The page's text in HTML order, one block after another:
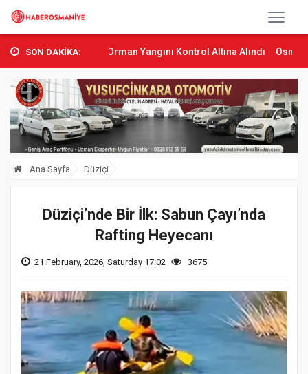
SON DAKİKA:
Sumbas’ta Orman Yangını Kontrol Altına Alındı Osmaniye’de
Ana Sayfa Düziçi
Düziçi’nde Bir İlk: Sabun Çayı’nda
Rafting Heyecanı
21 February, 2026, Saturday 17:02 3675